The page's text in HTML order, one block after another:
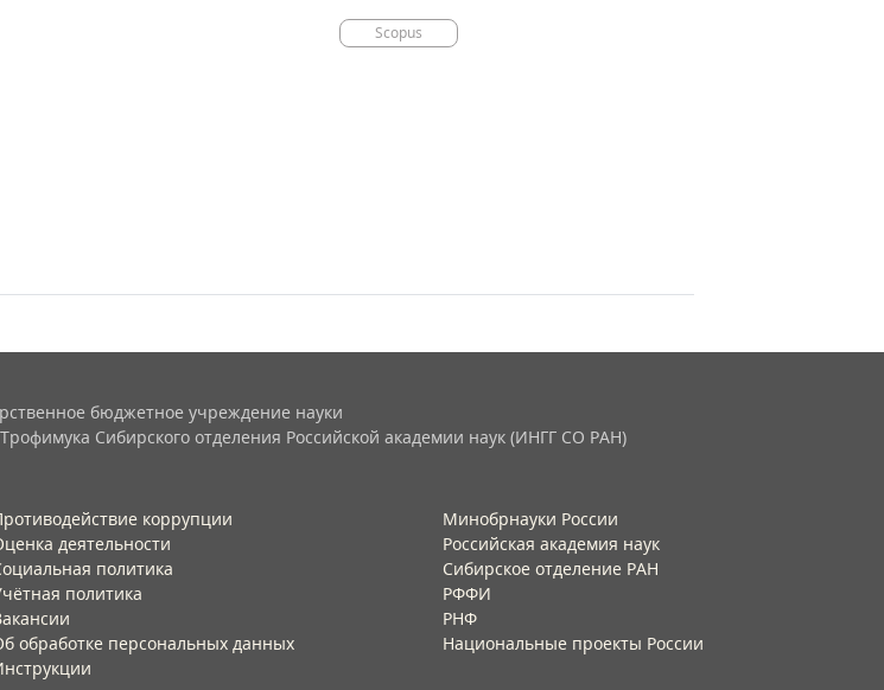
Scopus
бюджетное учреждение науки
Сибирского отделения Российской академии наук (ИНГГ СО РАН)
коррупции
деятельности
политика
политика​
обработке персональных данных​
Минобрнауки России
Российская академия наук
Сибирское отделение РАН
РФФИ
РНФ
Национальные проекты России